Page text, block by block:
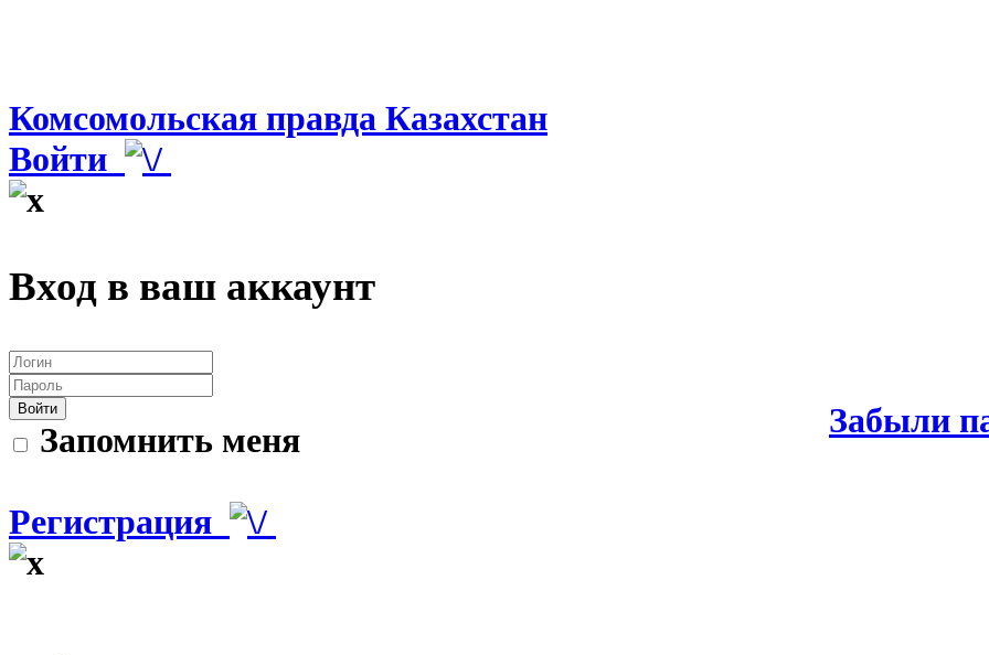
Комсомольская правда Казахстан
Войти
Вход в ваш аккаунт
Войти
Запомнить меня Забыли
Регистрация